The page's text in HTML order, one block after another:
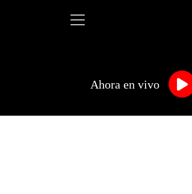
Ahora en vivo